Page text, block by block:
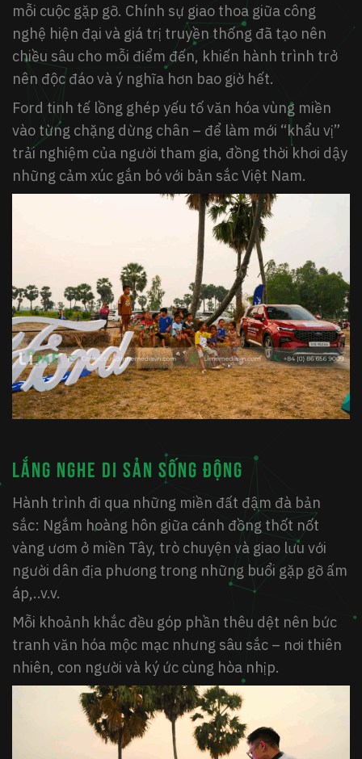
mỗi cuộc gặp gỡ. Chính sự giao thoa giữa công
nghệ hiện đại và giá trị truyền thống đã tạo nên
chiều sâu cho mỗi điểm đến, khiến hành trình trở
nên độc đáo và ý nghĩa hơn bao giờ hết.
Ford tinh tế lồng ghép yếu tố văn hóa vùng miền
vào từng chặng dừng chân – để làm mới “khẩu vị”
trải nghiệm của người tham gia, đồng thời khơi dậy
những cảm xúc gắn bó với bản sắc Việt Nam.
Lắng nghe di sản sống động
Hành trình đi qua những miền đất đậm đà bản
sắc: Ngắm hoàng hôn giữa cánh đồng thốt nốt
vàng ươm ở miền Tây, trò chuyện và giao lưu với
người dân địa phương trong những buổi gặp gỡ ấm
áp,..v.v.
Mỗi khoảnh khắc đều góp phần thêu dệt nên bức
tranh văn hóa mộc mạc nhưng sâu sắc – nơi thiên
nhiên, con người và ký ức cùng hòa nhịp.